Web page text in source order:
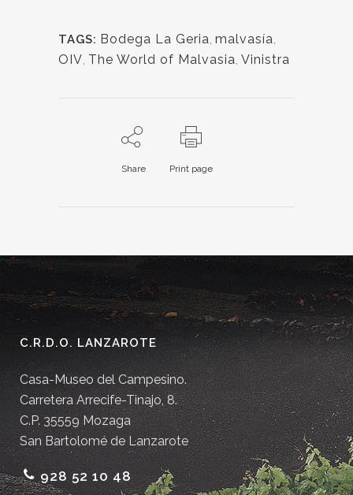
TAGS: Bodega La Geria, malvasía,
OIV, The World of Malvasia, Vinistra
Share Print page
C.R.D.O. LANZAROTE
Casa-Museo del Campesino.
Carretera Arrecife-Tinajo, 8.
C.P. 35559 Mozaga
San Bartolomé de Lanzarote
928 52 10 48